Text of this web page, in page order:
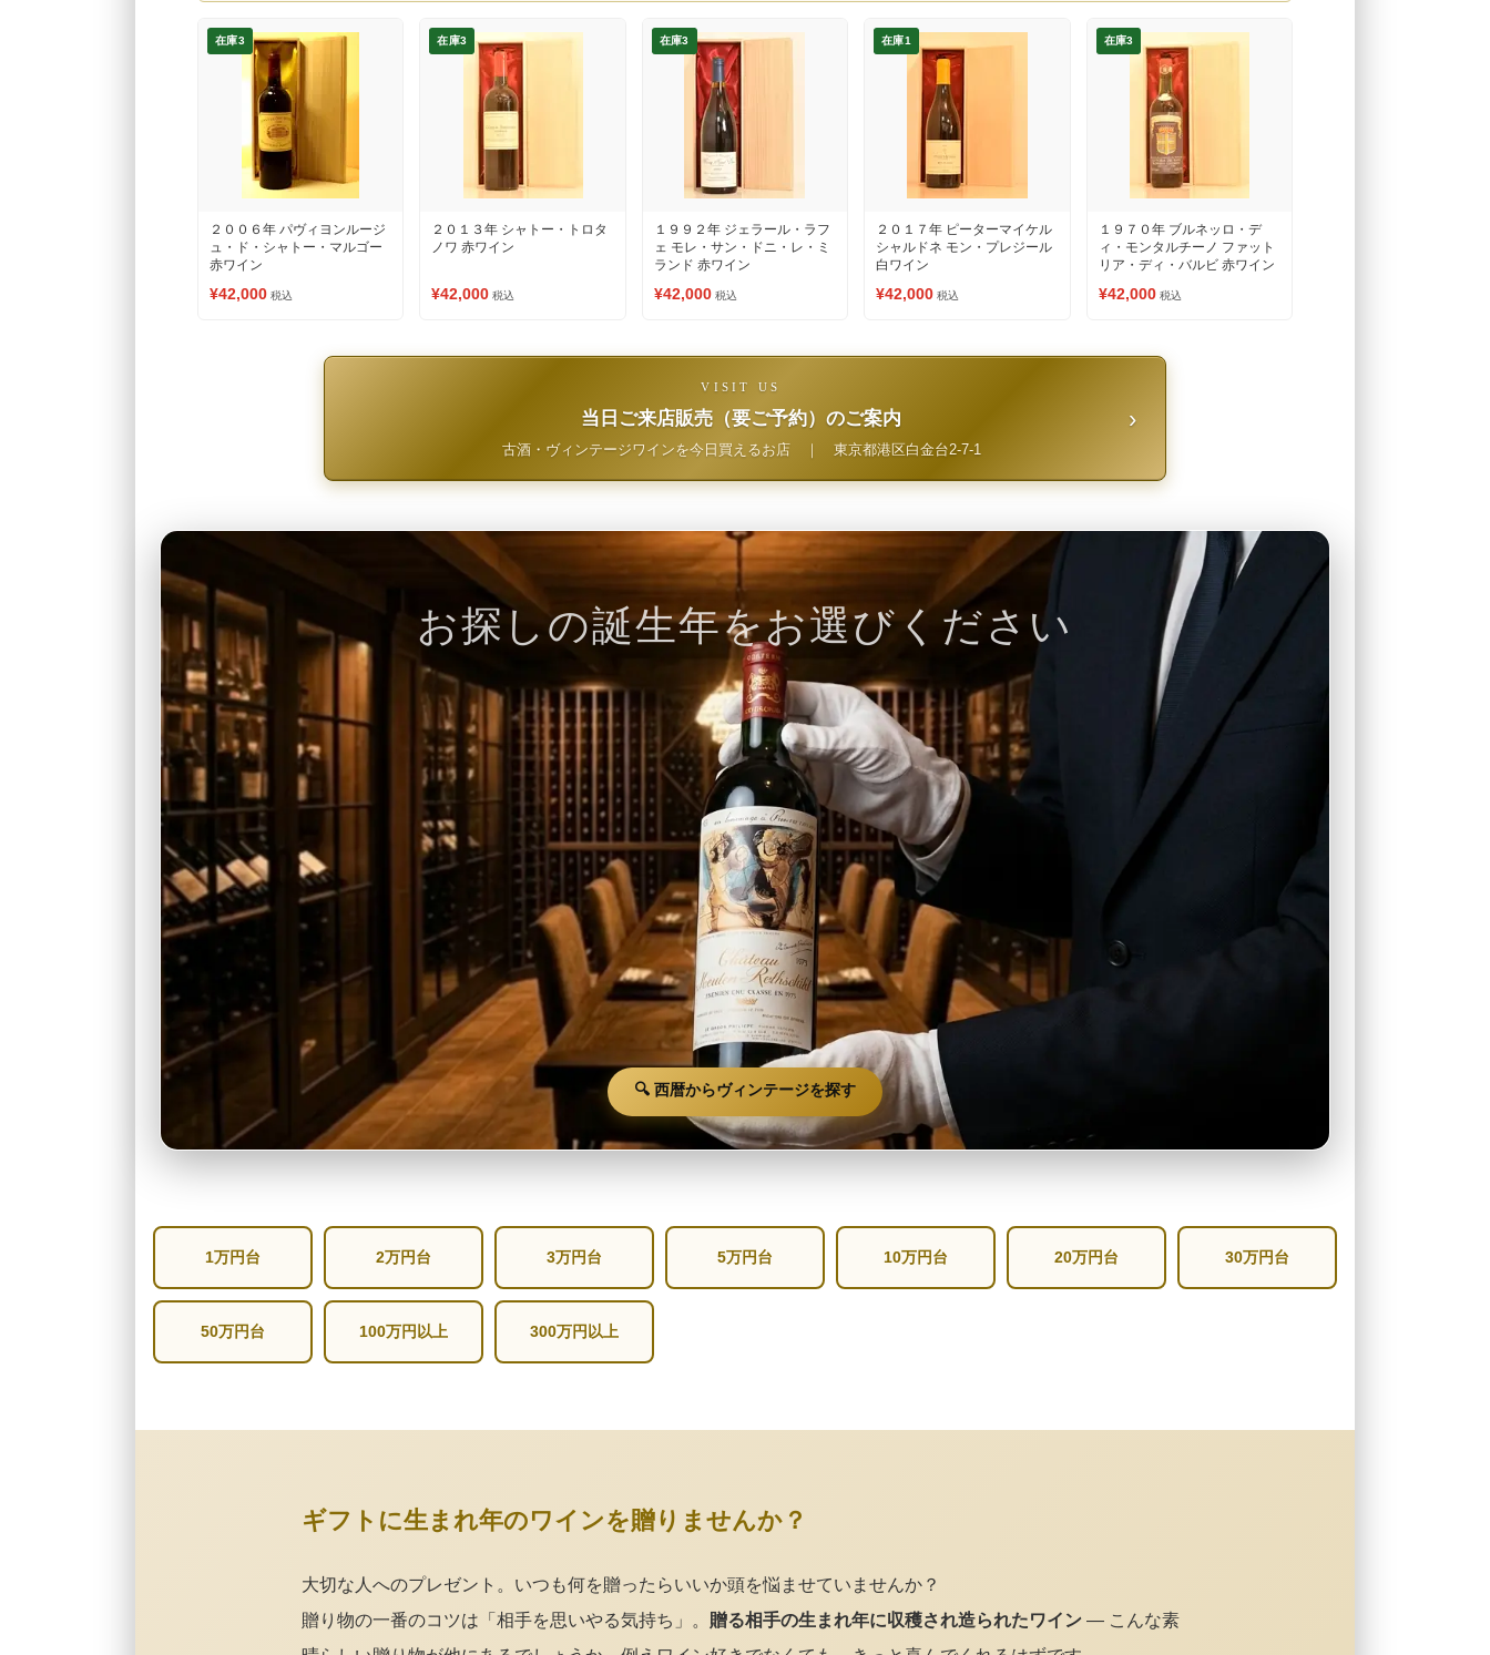
在庫3
２００６年 パヴィヨンルージ
ュ・ド・シャトー・マルゴー
赤ワイン
¥42,000 税込
在庫3
２０１３年 シャトー・トロタ
ノワ 赤ワイン
¥42,000 税込
在庫3
１９９２年 ジェラール・ラフ
ェ モレ・サン・ドニ・レ・ミ
ランド 赤ワイン
¥42,000 税込
在庫1
２０１７年 ピーターマイケル
シャルドネ モン・プレジール
白ワイン
¥42,000 税込
在庫3
１９７０年 ブルネッロ・デ
ィ・モンタルチーノ ファット
リア・ディ・バルビ 赤ワイン
¥42,000 税込
VISIT US
当日ご来店販売（要ご予約）のご案内
古酒・ヴィンテージワインを今日買えるお店｜ 東京都港区白金台2-7-1
›
お探しの誕生年をお選びください
🔍 西暦からヴィンテージを探す
1万円台 2万円台 3万円台 5万円台 10万円台 20万円台 30万円台
50万円台 100万円以上 300万円以上
ギフトに生まれ年のワインを贈りませんか？
大切な人へのプレゼント。いつも何を贈ったらいいか頭を悩ませていませんか？
贈り物の一番のコツは「相手を思いやる気持ち」。 贈る相手の生まれ年に収穫され造られたワイン — こんな素